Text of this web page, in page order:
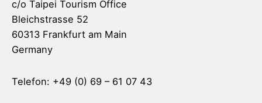
c/o Taipei Tourism Office
Bleichstrasse 52
60313 Frankfurt am Main
Germany
Telefon: +49 (0) 69 – 61 07 43